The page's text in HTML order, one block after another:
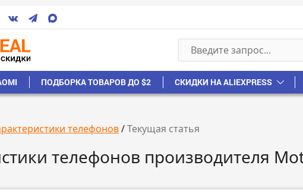
ПОДБОРКА ТОВАРОВ ДО $2 СКИДКИ НА ALIEXPRESS
телефонов/Текущая статья
телефонов производителя